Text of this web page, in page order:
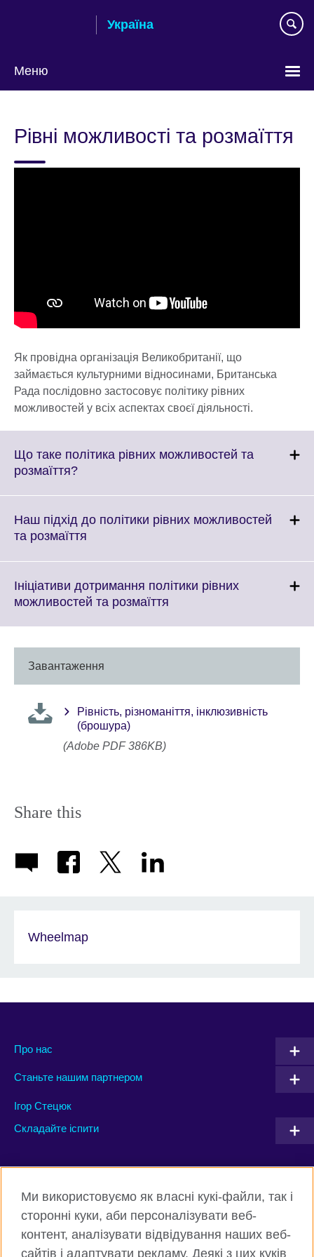
Україна
Меню
language
Рівні можливості та розмаїття
Як провідна організація Великобританії, що
займається культурними відносинами, Британська
Рада послідовно застосовує політику рівних
можливостей у всіх аспектах своєї діяльності.
Що таке політика рівних можливостей та
розмаїття?Click
More
information
Наш підхід до політики рівних можливостей
та розмаїття
More
information
Ініціативи дотримання політики рівних
можливостей та розмаїття
More
available.
Завантаження
Рівність, різноманіття, інклюзивність
(брошура)
(Adobe PDF 386KB)
Share this
Wheelmap
Про нас
Станьте нашим партнером
Ігор Стецюк
Складайте іспити
Connect with us
Facebook Twitter
Instagram Flickr
Ми використовуємо як власні кукі-файли, так і
сторонні куки, аби персоналізувати веб-
контент, аналізувати відвідування наших веб-
сайтів і адаптувати рекламу. Деякі з цих куків